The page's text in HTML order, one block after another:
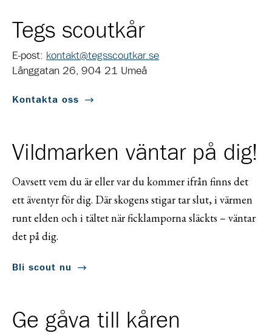
Tegs scoutkår
E-post: kontakt@tegsscoutkar.se
Långgatan 26, 904 21 Umeå
Kontakta oss
Vildmarken väntar på dig!
Oavsett vem du är eller var du kommer ifrån finns det
ett äventyr för dig. Där skogens stigar tar slut, i värmen
runt elden och i tältet när ficklamporna släckts – väntar
det på dig.
Bli scout nu
Ge gåva till kåren